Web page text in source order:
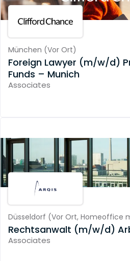
München (Vor Ort)
Foreign Lawyer (m/w/d)
Funds – Munich
Associates
Düsseldorf (Vor Ort, Homeoffice
Rechtsanwalt (m/w/d)
Associates